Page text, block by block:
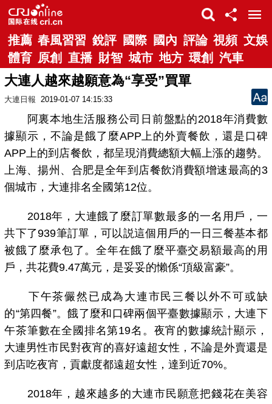
推薦 春風習習 銳評 國際 國內 評論 視頻 文娛
體育 原創 直播 財智 城市 地方 環創 汽車
大連人越來越願意為“享受”買單
大連日報 2019-01-07 14:15:33
阿裏本地生活服務公司日前盤點的2018年消費數
據顯示，不論是餓了麼APP上的外賣餐飲，還是口碑
APP上的到店餐飲，都呈現消費總額大幅上漲的趨勢。
上海、揚州、合肥是全年到店餐飲消費額增速最高的3
個城市，大連排名全國第12位。
2018年，大連餓了麼訂單數最多的一名用戶，一
共下了939筆訂單，可以説這個用戶的一日三餐基本都
被餓了麼承包了。全年在餓了麼平臺交易額最高的用
戶，共花費9.47萬元，是妥妥的懶係“頂級富豪”。
下午茶儼然已成為大連市民三餐以外不可或缺
的“第四餐”。餓了麼和口碑兩個平臺數據顯示，大連下
午茶筆數在全國排名第19名。夜宵的數據統計顯示，
大連男性市民對夜宵的喜好遠超女性，不論是外賣還是
到店吃夜宵，貢獻度都遠超女性，達到近70%。
2018年，越來越多的大連市民願意把錢花在美容